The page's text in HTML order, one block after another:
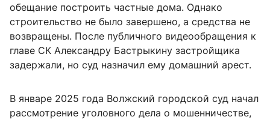
обещание построить частные дома. Однако
строительство не было завершено, а средства не
возвращены. После публичного видеообращения к
главе СК Александру Бастрыкину застройщика
задержали, но суд назначил ему домашний арест.
В январе 2025 года Волжский городской суд начал
рассмотрение уголовного дела о мошенничестве,